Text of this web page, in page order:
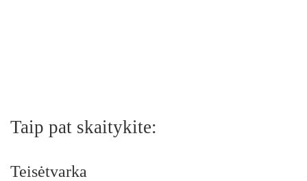
Taip pat skaitykite:
Teisėtvarka